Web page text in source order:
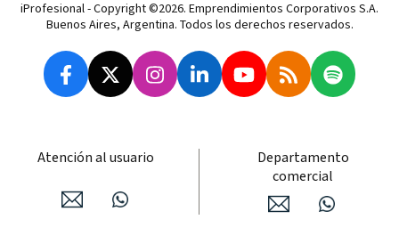
iProfesional - Copyright ©2026. Emprendimientos Corporativos S.A.
Buenos Aires, Argentina. Todos los derechos reservados.
Atención al usuario
Departamento
comercial